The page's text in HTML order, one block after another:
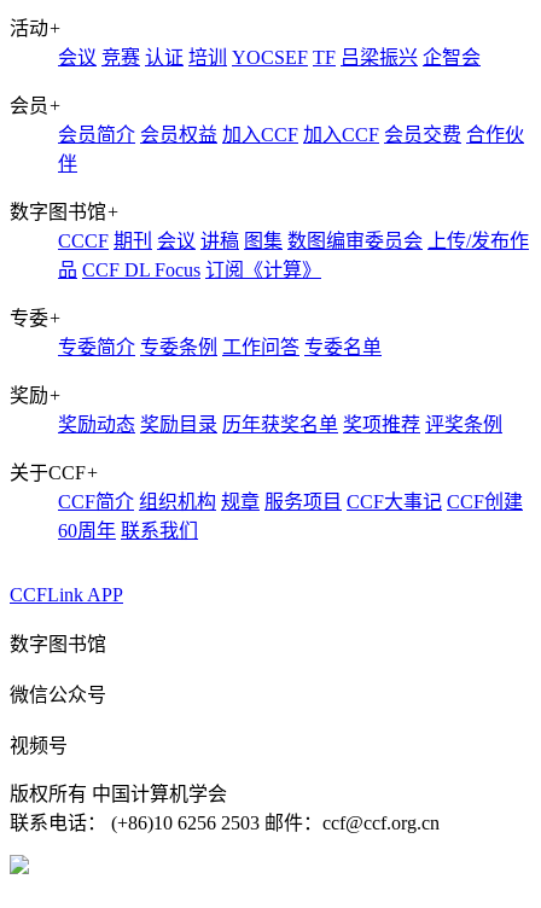
活动+
会议 竞赛 认证 培训 YOCSEF TF 吕梁振兴 企智会
会员+
会员简介 会员权益 加入CCF 加入CCF 会员交费 合作伙
伴
数字图书馆+
CCCF 期刊 会议 讲稿 图集 数图编审委员会
上传/发布作
品 CCF DL Focus 订阅《计算》
专委+
专委简介 专委条例 工作问答 专委名单
奖励+
奖励动态 奖励目录 历年获奖名单 奖项推荐 评奖条例
关于CCF+
CCF简介 组织机构 规章 服务项目 CCF大事记 CCF创建
60周年 联系我们
CCFLink APP
数字图书馆
微信公众号
视频号
版权所有 中国计算机学会
联系电话： (+86)10 6256 2503 邮件：ccf@ccf.org.cn